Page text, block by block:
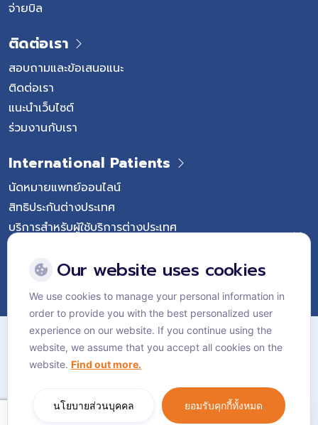
จ่ายบิล
ติดต่อเรา
สอบถามและข้อเสนอแนะ
ติดต่อเรา
แนะนำเว็บไซต์
ร่วมงานกับเรา
International Patients
นัดหมายแพทย์ออนไลน์
สิทธิประกันต่างประเทศ
บริการสำหรับผู้ใช้บริการต่างประเทศ
Follow Vejthani International Hospital
แผนผังเว็บไซต์
นโยบายส่วนบุคคล
Language:
Our website uses cookies
We use cookies to manage your personal information in
order to provide you with the best personalized user
experience on our website. If you continue using the
website, we assume that you accept all cookies on the
website. Find out more.
ยอมรับคุกกี้ทั้งหมด
นโยบายส่วนบุคคล